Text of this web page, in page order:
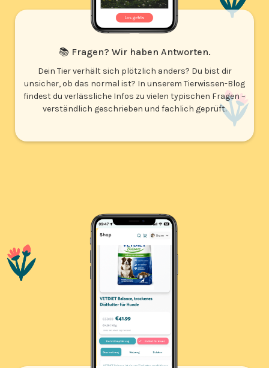
📚 Fragen? Wir haben Antworten.
Dein Tier verhält sich plötzlich anders? Du bist dir
unsicher, ob das normal ist? In unserem Tierwissen-Blog
findest du verlässliche Infos zu vielen typischen Fragen –
verständlich geschrieben und fachlich geprüft.